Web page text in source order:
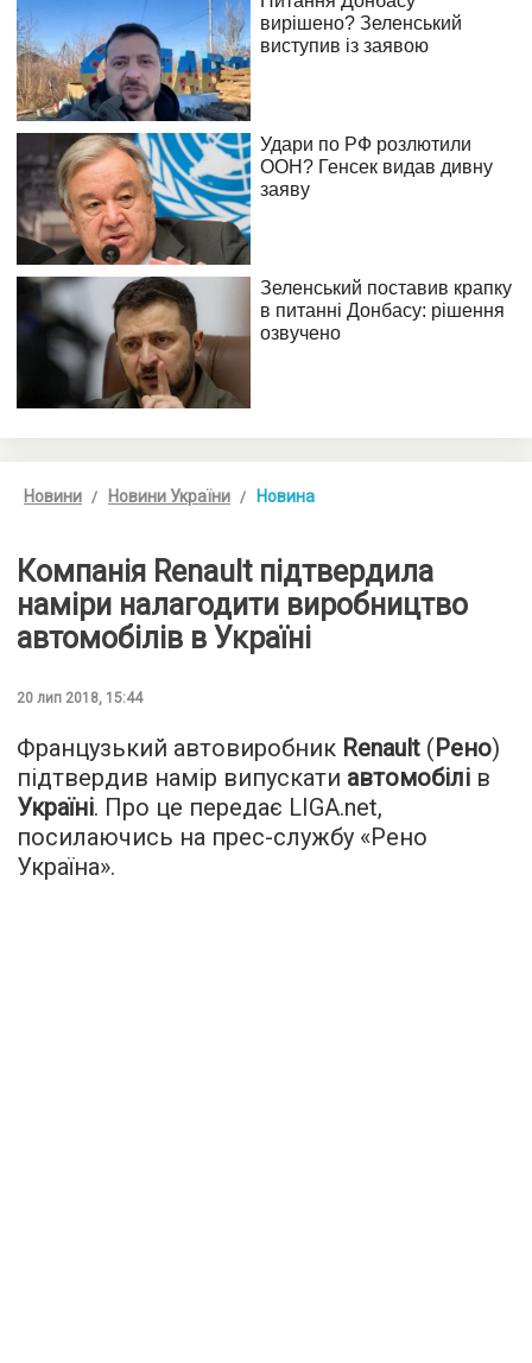
Новини Новини України Новина
Компанія Renault підтвердила
наміри налагодити виробництво
автомобілів в Україні
20 лип 2018, 15:44
Французький автовиробник Renault (Рено)
підтвердив намір випускати автомобілі в
Україні. Про це передає LIGA.net,
посилаючись на прес-службу «Рено
Україна».